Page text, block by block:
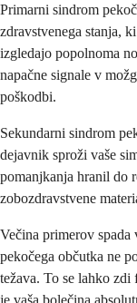
Primarni sindrom
zdravstvenega stanja,
izgledajo popolnoma
napačne signale v
poškodbi.
Sekundarni sindrom
dejavnik sproži vaše
pomanjkanja hranil do
zobozdravstvene
Večina primerov spada
pekočega občutka ne
težava. To se lahko
je vaša bolečina